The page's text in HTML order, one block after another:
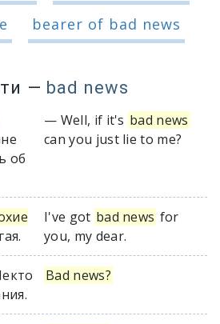
bearer of bad news
— bad news
об
— Well, if it's bad news
can you just lie to me?
I've got bad news for
you, my dear.
Bad news?